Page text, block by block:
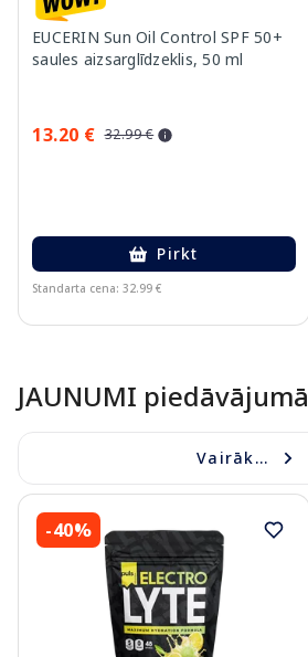
EUCERIN Sun Oil Control SPF 50+
saules aizsarglīdzeklis, 50 ml
13.20 € 32.99 €
Pirkt
Standarta cena: 32.99 €
JAUNUMI piedāvājumā
Vairāk...
-40%